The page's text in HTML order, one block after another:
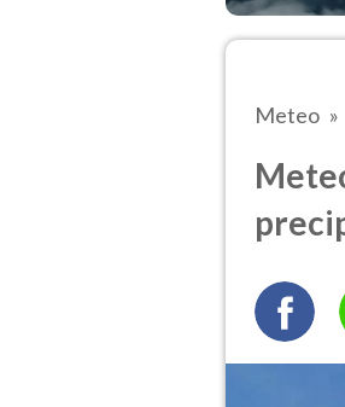
Meteo